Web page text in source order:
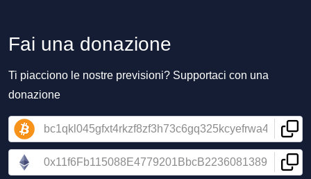
Fai una donazione
Ti piacciono le nostre previsioni? Supportaci con una
donazione